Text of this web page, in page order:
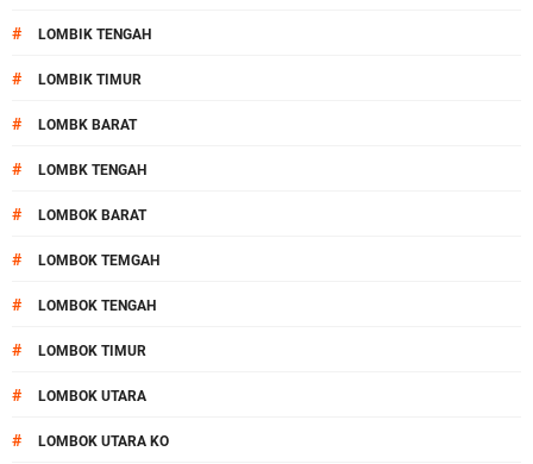
# LOMBIK TENGAH
# LOMBIK TIMUR
# LOMBK BARAT
# LOMBK TENGAH
# LOMBOK BARAT
# LOMBOK TEMGAH
# LOMBOK TENGAH
# LOMBOK TIMUR
# LOMBOK UTARA
# LOMBOK UTARA KO